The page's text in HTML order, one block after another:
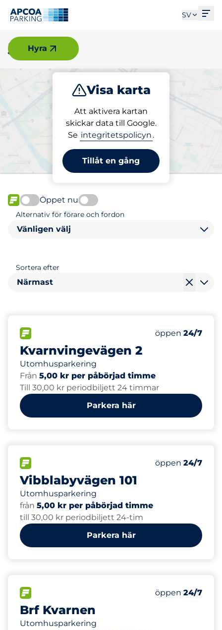
SV
Järfälla
Visa karta
Att aktivera kartan
skickar data till Google.
Se integritetspolicyn .
Tillåt en gång
Hyra
Parkera Ladda
Välj din parkeringsplats i
Järfälla
FLÖDE
Öppet nu
Alternativ för förare och fordon
Vänligen välj
Sortera efter
Närmast
Kvarnvingevägen 2
Utomhusparkering
Antal
Totalt antal
Måndag
öppen 24/7
Från 5,00 kr per påbörjad timme
Till 30,00 kr periodbiljett 24 timmar
Parkera här
Vibblabyvägen 101
Utomhusparkering
Antal
Totalt antal
Måndag
öppen 24/7
från 5,00 kr per påbörjad timme
till 30,00 kr periodbiljett 24-tim
Parkera här
Brf Kvarnen
Utomhusparkering
Antal
Totalt antal
Måndag
öppen 24/7